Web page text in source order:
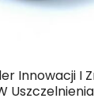
Innowacji I